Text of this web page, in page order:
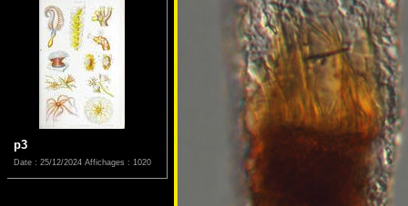
p3
Date : 25/12/2024 Affichages : 1020